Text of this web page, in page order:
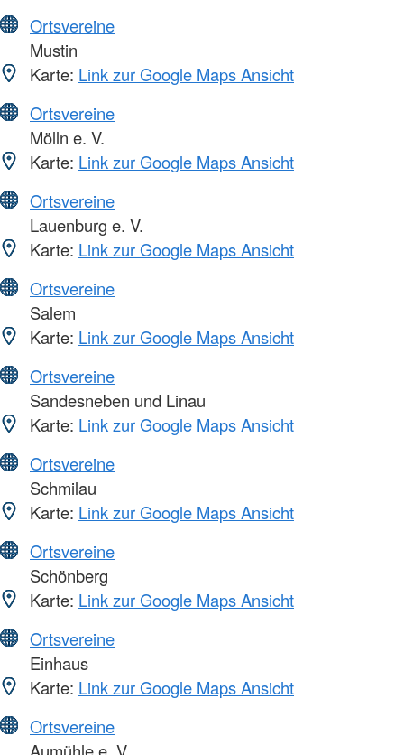
Ortsvereine
Mustin
Karte: Link zur Google Maps Ansicht
Ortsvereine
Mölln e. V.
Karte: Link zur Google Maps Ansicht
Ortsvereine
Lauenburg e. V.
Karte: Link zur Google Maps Ansicht
Ortsvereine
Salem
Karte: Link zur Google Maps Ansicht
Ortsvereine
Sandesneben und Linau
Karte: Link zur Google Maps Ansicht
Ortsvereine
Schmilau
Karte: Link zur Google Maps Ansicht
Ortsvereine
Schönberg
Karte: Link zur Google Maps Ansicht
Ortsvereine
Einhaus
Karte: Link zur Google Maps Ansicht
Ortsvereine